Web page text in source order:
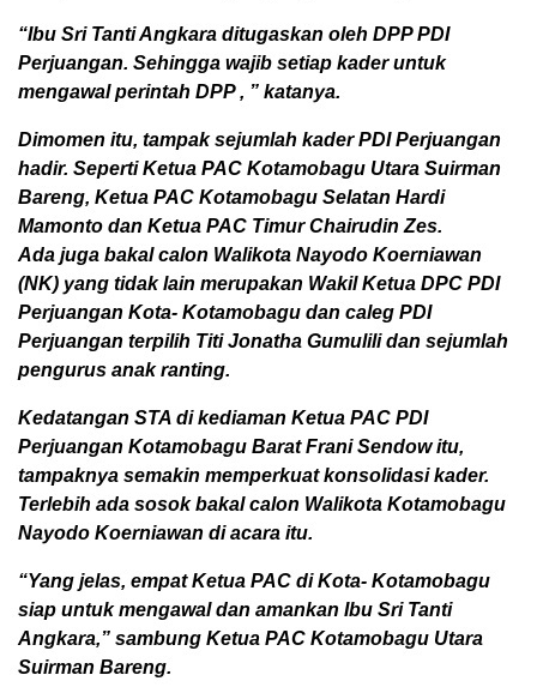
“Ibu Sri Tanti Angkara ditugaskan oleh DPP PDI
Perjuangan. Sehingga wajib setiap kader untuk
mengawal perintah DPP , ” katanya.
Dimomen itu, tampak sejumlah kader PDI Perjuangan
hadir. Seperti Ketua PAC Kotamobagu Utara Suirman
Bareng, Ketua PAC Kotamobagu Selatan Hardi
Mamonto dan Ketua PAC Timur Chairudin Zes.
Ada juga bakal calon Walikota Nayodo Koerniawan
(NK) yang tidak lain merupakan Wakil Ketua DPC PDI
Perjuangan Kota- Kotamobagu dan caleg PDI
Perjuangan terpilih Titi Jonatha Gumulili dan sejumlah
pengurus anak ranting.
Kedatangan STA di kediaman Ketua PAC PDI
Perjuangan Kotamobagu Barat Frani Sendow itu,
tampaknya semakin memperkuat konsolidasi kader.
Terlebih ada sosok bakal calon Walikota Kotamobagu
Nayodo Koerniawan di acara itu.
“Yang jelas, empat Ketua PAC di Kota- Kotamobagu
siap untuk mengawal dan amankan Ibu Sri Tanti
Angkara,” sambung Ketua PAC Kotamobagu Utara
Suirman Bareng.